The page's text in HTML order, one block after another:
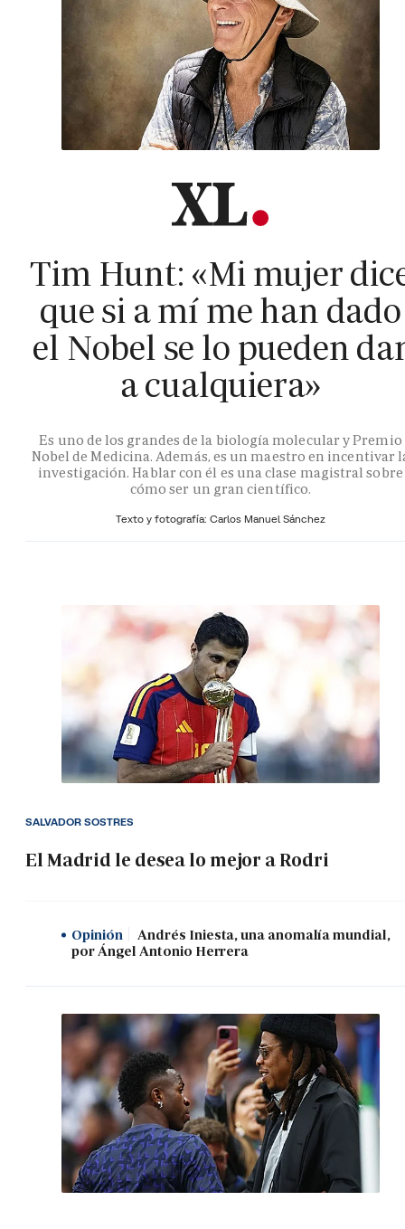
Tim Hunt: «Mi mujer
que si a mí me han dado
el Nobel se lo pueden
a cualquiera»
Es uno de los grandes de la biología molecular y Premio
Nobel de Medicina. Además, es un maestro en incentivar
investigación. Hablar con él es una clase magistral sobre
cómo ser un gran científico.
Texto y fotografía: Carlos Manuel Sánchez
El Madrid le desea lo mejor a Rodri
SALVADOR SOSTRES
Opinión
Andrés Iniesta, una anomalía mundial,
por Ángel Antonio Herrera